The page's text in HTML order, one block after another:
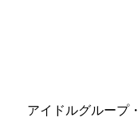
アイドルグループ